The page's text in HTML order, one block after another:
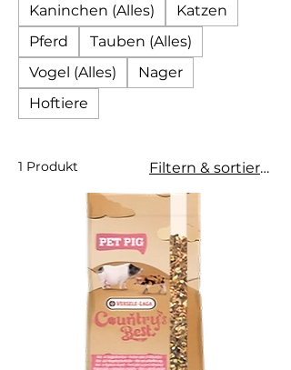
Kaninchen (Alles)
Katzen
Pferd
Tauben (Alles)
Vogel (Alles)
Nager
Hoftiere
1 Produkt Filtern & sortieren